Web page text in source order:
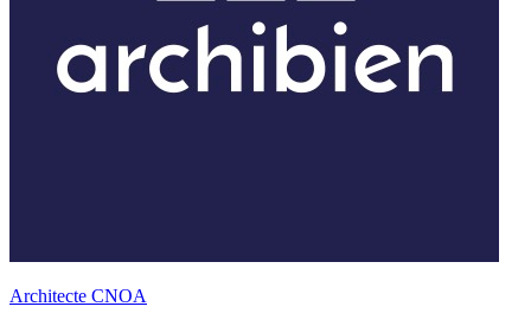
Architecte CNOA